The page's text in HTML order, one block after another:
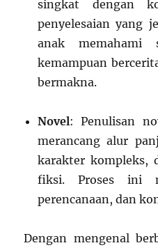
singkat dengan
penyelesaian yang
anak
kemampuan
bermakna.
Novel: Penulisan
merancang alur
karakter kompleks,
fiksi. Proses ini
perencanaan, dan
Dengan mengenal